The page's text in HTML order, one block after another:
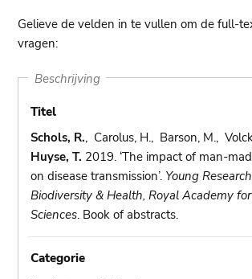
Gelieve de velden in te vullen om de full-
vragen:
Beschrijving
Titel
Schols, R., Carolus, H., Barson, M.,
Huyse, T. 2019. ‘The impact of man-
on disease transmission’. Young
Biodiversity & Health, Royal Academy
Sciences. Book of abstracts.
Categorie